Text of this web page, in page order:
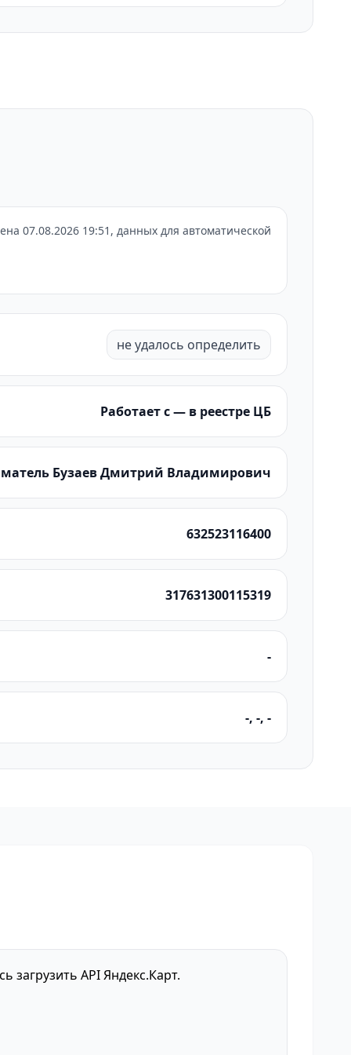
07.08.2026 19:51, данных для автоматической
не удалось определить
Работает с — в реестре ЦБ
Бузаев Дмитрий Владимирович
632523116400
317631300115319
-
-, -, -
загрузить API Яндекс.Карт.